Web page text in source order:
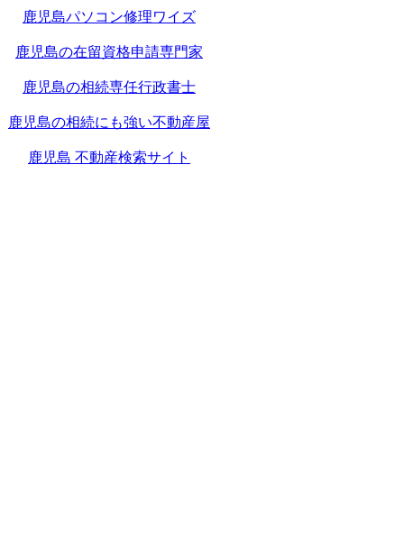
鹿児島パソコン修理ワイズ
鹿児島の在留資格申請専門家
鹿児島の相続専任行政書士
鹿児島の相続にも強い不動産屋
鹿児島 不動産検索サイト